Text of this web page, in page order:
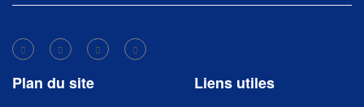
Plan du site Liens utiles